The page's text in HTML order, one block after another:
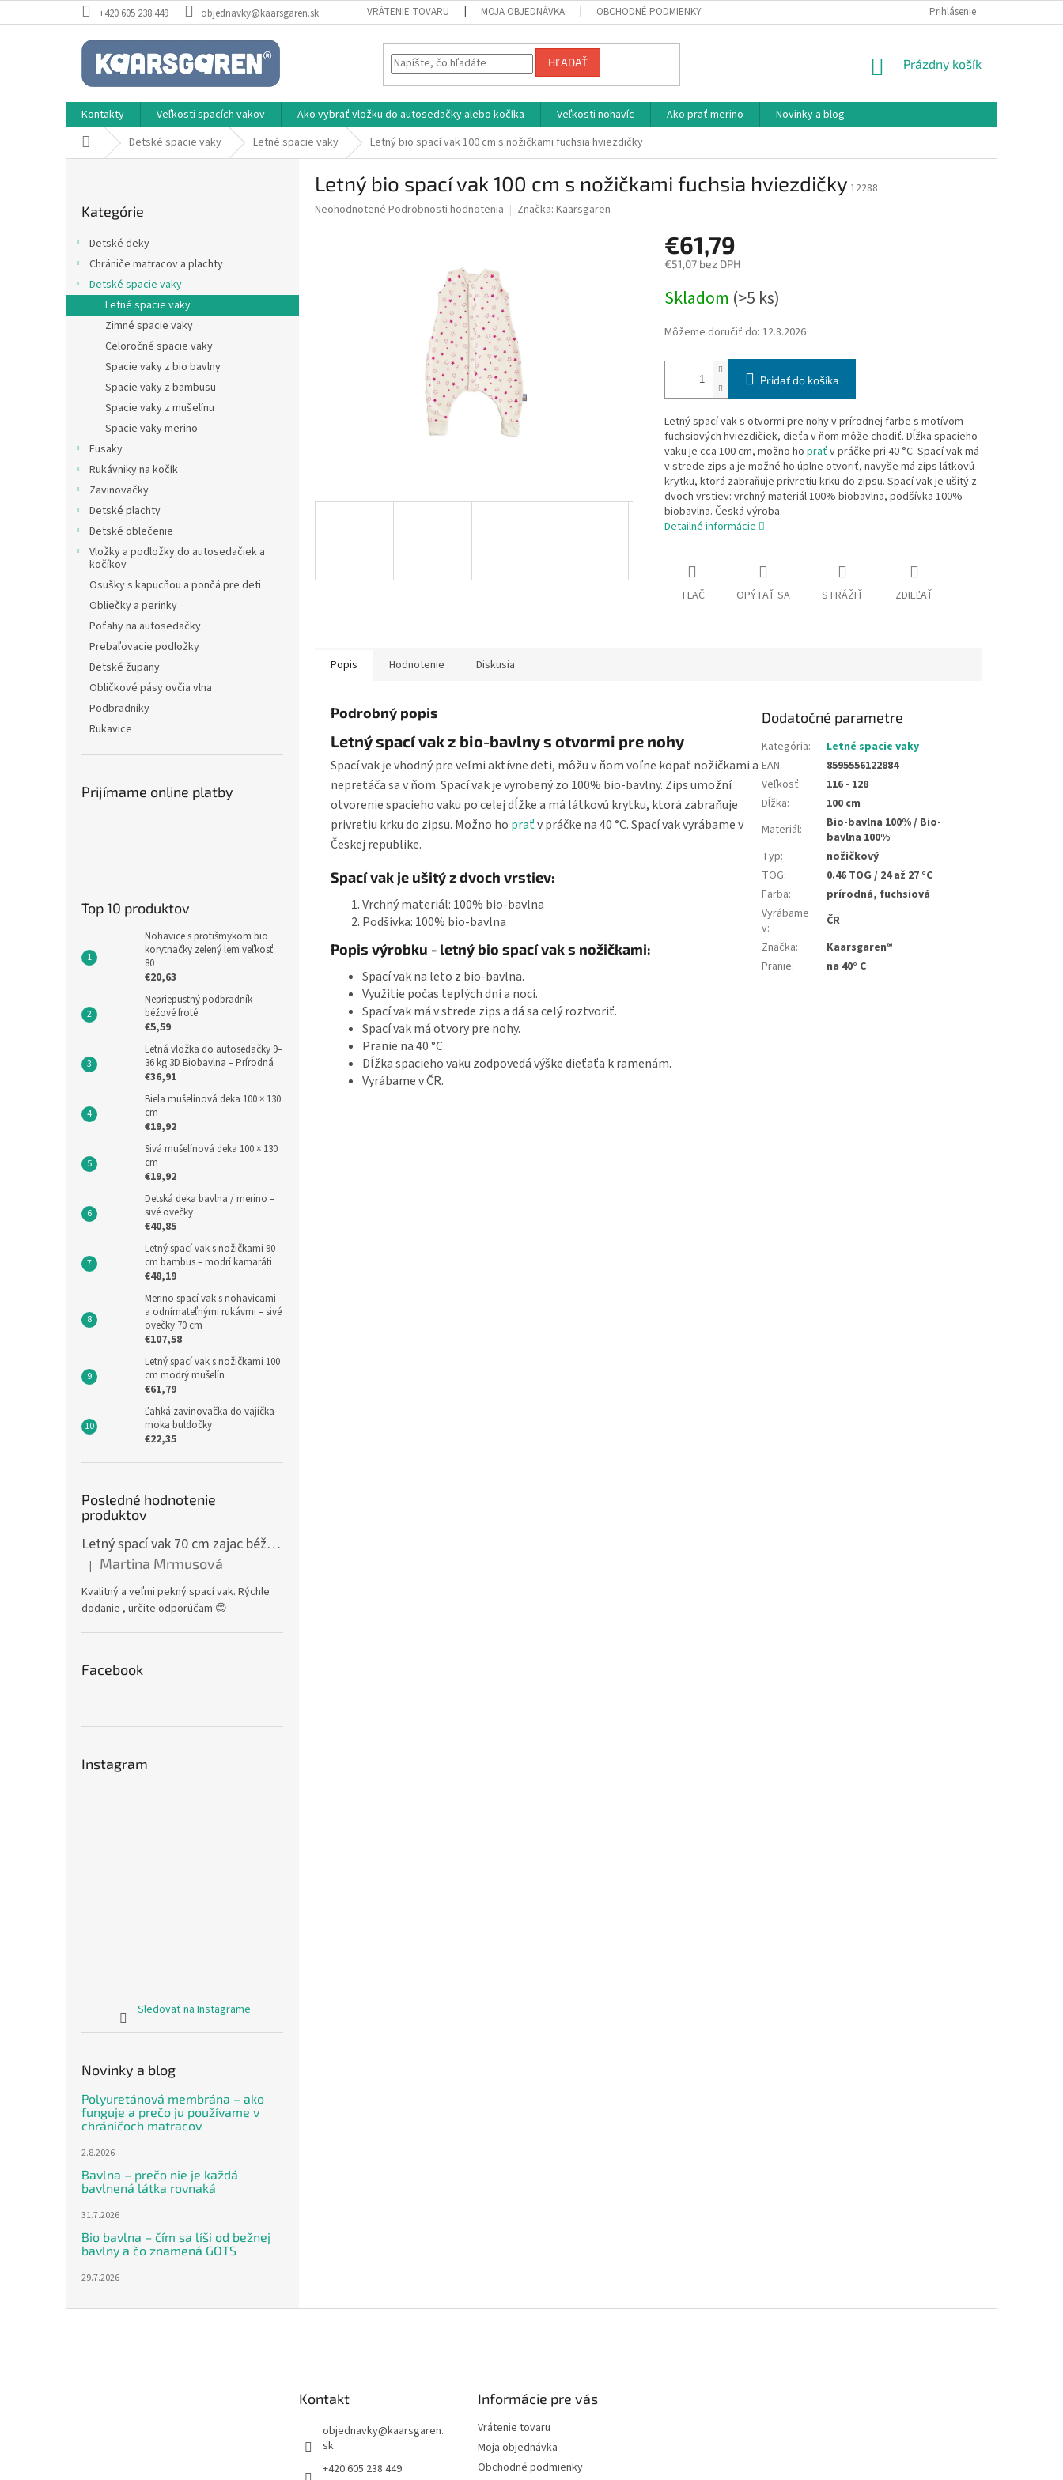
na
+420 605 238 449 objednavky@kaarsgaren.sk VRÁTENIE TOVARU MOJA OBJEDNÁVKA OBCHODNÉ PODMIENKY AKO NAKUPOVAŤ
Prihlásenie
HĽADAŤ
NÁKUPNÝ
Prázdny košík
Kontakty Veľkosti spacích vakov Ako vybrať vložku do autosedačky alebo kočíka Veľkosti nohavíc Ako prať merino
Novinky a blog
DomovDetské spacie vaky Letné spacie vaky Letný bio spací vak 100 cm s nožičkami fuchsia hviezdičky
kategórie
Kategórie
Detské deky
Chrániče matracov a plachty
Detské spacie vaky
Letné spacie vaky
Zimné spacie vaky
Celoročné spacie vaky
Spacie vaky z bio bavlny
Spacie vaky z bambusu
Spacie vaky z mušelínu
Spacie vaky merino
Fusaky
Rukávniky na kočík
Zavinovačky
Detské plachty
Detské oblečenie
Vložky a podložky do autosedačiek a
kočíkov
Osušky s kapucňou a pončá pre deti
Obliečky a perinky
Poťahy na autosedačky
Prebaľovacie podložky
Detské župany
Obličkové pásy ovčia vlna
Podbradníky
Rukavice
Prijímame online platby
Top 10 produktov
Nohavice s protišmykom bio
korytnačky zelený lem veľkosť
80
€20,63
Nepriepustný podbradník
béžové froté
€5,59
Letná vložka do autosedačky 9–
36 kg 3D Biobavlna – Prírodná
€36,91
Biela mušelínová deka 100 × 130
cm
€19,92
Sivá mušelínová deka 100 × 130
cm
€19,92
Detská deka bavlna / merino –
sivé ovečky
€40,85
Letný spací vak s nožičkami 90
cm bambus – modrí kamaráti
€48,19
Merino spací vak s nohavicami
a odnímateľnými rukávmi – sivé
ovečky 70 cm
€107,58
Letný spací vak s nožičkami 100
cm modrý mušelín
€61,79
Ľahká zavinovačka do vajíčka
moka buldočky
€22,35
Posledné hodnotenie
produktov
Letný spací vak 70 cm zajac béžový zips na boku
Hodnotenie produktu je 5 z 5 hviezdičiek.
| Martina Mrmusová
Kvalitný a veľmi pekný spací vak. Rýchle
dodanie , určite odporúčam 😊
Facebook
Instagram
Sledovať na Instagrame
Novinky a blog
Polyuretánová membrána – ako
funguje a prečo ju používame v
chráničoch matracov
2.8.2026
Bavlna – prečo nie je každá
bavlnená látka rovnaká
31.7.2026
Bio bavlna – čím sa líši od bežnej
bavlny a čo znamená GOTS
29.7.2026
Letný bio spací vak 100 cm s nožičkami fuchsia hviezdičky 12288
Priemerné
Neohodnotené Podrobnosti hodnotenia Značka: Kaarsgaren
€61,79
€51,07 bez DPH
cena:
Skladom (>5 ks)
Môžeme doručiť do: 12.8.2026
Pridať do košíka
Letný spací vak s otvormi pre nohy v prírodnej farbe s motívom
fuchsiových hviezdičiek, dieťa v ňom môže chodiť. Dĺžka spacieho
vaku je cca 100 cm, možno ho praťv práčke pri 40 °C. Spací vak má
v strede zips a je možné ho úplne otvoriť, navyše má zips látkovú
krytku, ktorá zabraňuje privretiu krku do zipsu. Spací vak je ušitý z
dvoch vrstiev: vrchný materiál 100% biobavlna, podšívka 100%
biobavlna. Česká výroba.
Detailné informácie
TLAČ OPÝTAŤ SA STRÁŽIŤ ZDIEĽAŤ
Popis Hodnotenie Diskusia
Podrobný popis
Letný spací vak z bio-bavlny s otvormi pre nohy
Spací vak je vhodný pre veľmi aktívne deti, môžu v ňom voľne kopať nožičkami a
nepretáča sa v ňom. Spací vak je vyrobený zo 100% bio-bavlny. Zips umožní
otvorenie spacieho vaku po celej dĺžke a má látkovú krytku, ktorá zabraňuje
privretiu krku do zipsu. Možno ho praťv práčke na 40 °C. Spací vak vyrábame v
Českej republike.
Spací vak je ušitý z dvoch vrstiev:
Vrchný materiál: 100% bio-bavlna
Podšívka: 100% bio-bavlna
Popis výrobku - letný bio spací vak s nožičkami:
Spací vak na leto z bio-bavlna.
Využitie počas teplých dní a nocí.
Spací vak má v strede zips a dá sa celý roztvoriť.
Spací vak má otvory pre nohy.
Pranie na 40 °C.
Dĺžka spacieho vaku zodpovedá výške dieťaťa k ramenám.
Vyrábame v ČR.
Dodatočné parametre
Kategória:
Letné spacie vaky
EAN:
8595556122884
Veľkosť:
116 - 128
Dĺžka:
100 cm
Materiál:
Bio-bavlna 100% / Bio-
bavlna 100%
Typ:
nožičkový
TOG:
0.46 TOG / 24 až 27 °C
Farba:
prírodná, fuchsiová
Vyrábame
v:
ČR
Značka:
Kaarsgaren®
Pranie: na 40° C
Kontakt
objednavky@kaarsgaren.
sk
+420 605 238 449
Informácie pre vás
Vrátenie tovaru
Moja objednávka
Obchodné podmienky